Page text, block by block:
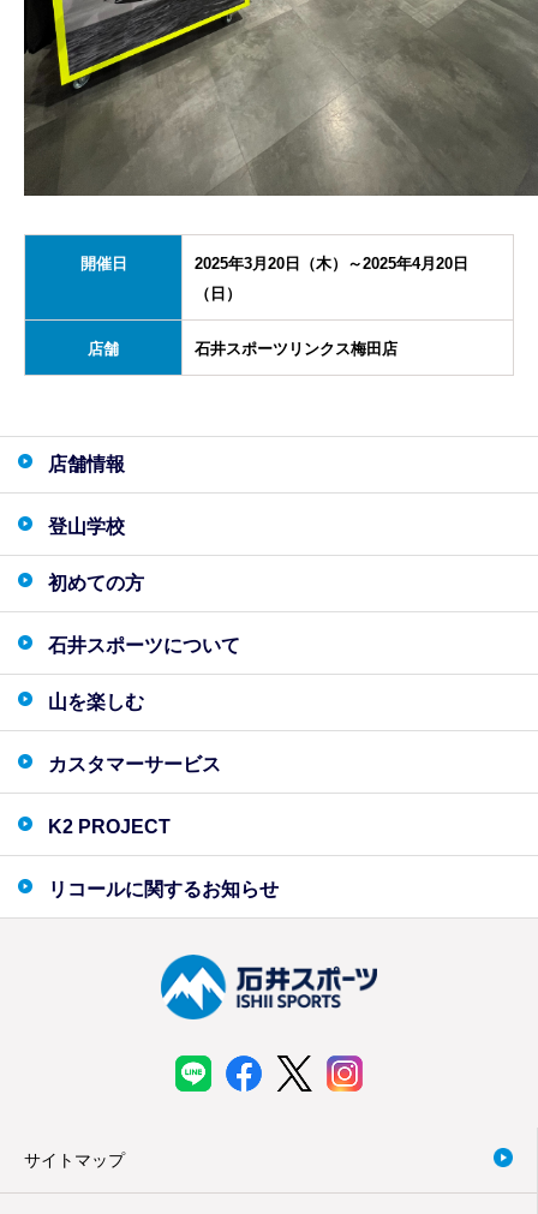
開催日
2025年3月20日（木）～2025年4月20日
（日）
店舗 石井スポーツリンクス梅田店
店舗情報
登山学校
初めての方
石井スポーツについて
山を楽しむ
カスタマーサービス
K2 PROJECT
リコールに関するお知らせ
サイトマップ